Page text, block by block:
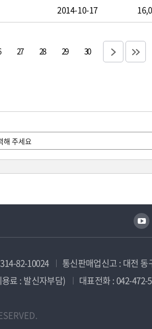
2014-10-17
27 28 29 30
82-10024
통신판매업신고 : 대전 동
료 : 발신자부담)
대표전화 : 042-472-